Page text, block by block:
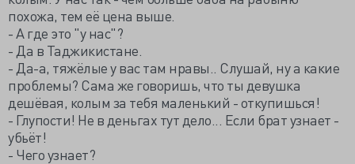
похожа, тем её цена выше.
- А где это "у нас"?
- Да в Таджикистане.
- Да-а, тяжёлые у вас там нравы.. Слушай, ну а какие
проблемы? Сама же говоришь, что ты девушка
дешёвая, колым за тебя маленький - откупишься!
- Глупости! Не в деньгах тут дело... Если брат узнает -
убьёт!
- Чего узнает?